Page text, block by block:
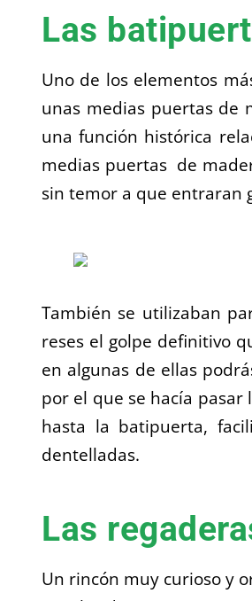
Las
Uno de los elementos
unas medias puertas de
una función histórica
medias puertas de
sin temor a que entraran
También se utilizaban
reses el golpe definitivo
en algunas de ellas
por el que se hacía
hasta la batipuerta,
dentelladas.
Las
Un rincón muy curioso y